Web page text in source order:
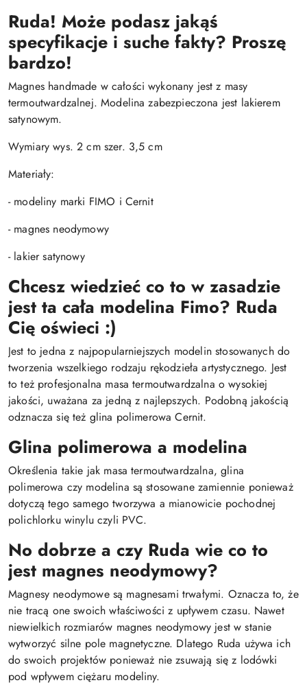
Ruda! Może podasz jakąś
specyfikacje i suche fakty? Proszę
bardzo!
Magnes handmade w całości wykonany jest z masy
termoutwardzalnej. Modelina zabezpieczona jest lakierem
satynowym.
Wymiary wys. 2 cm szer. 3,5 cm
Materiały:
- modeliny marki FIMO i Cernit
- magnes neodymowy
- lakier satynowy
Chcesz wiedzieć co to w zasadzie
jest ta cała modelina Fimo? Ruda
Cię oświeci :)
Jest to jedna z najpopularniejszych modelin stosowanych do
tworzenia wszelkiego rodzaju rękodzieła artystycznego. Jest
to też profesjonalna masa termoutwardzalna o wysokiej
jakości, uważana za jedną z najlepszych. Podobną jakością
odznacza się też glina polimerowa Cernit.
Glina polimerowa a modelina
Określenia takie jak masa termoutwardzalna, glina
polimerowa czy modelina są stosowane zamiennie ponieważ
dotyczą tego samego tworzywa a mianowicie pochodnej
polichlorku winylu czyli PVC.
No dobrze a czy Ruda wie co to
jest magnes neodymowy?
Magnesy neodymowe są magnesami trwałymi. Oznacza to, że
nie tracą one swoich właściwości z upływem czasu. Nawet
niewielkich rozmiarów magnes neodymowy jest w stanie
wytworzyć silne pole magnetyczne. Dlatego Ruda używa ich
do swoich projektów ponieważ nie zsuwają się z lodówki
pod wpływem ciężaru modeliny.